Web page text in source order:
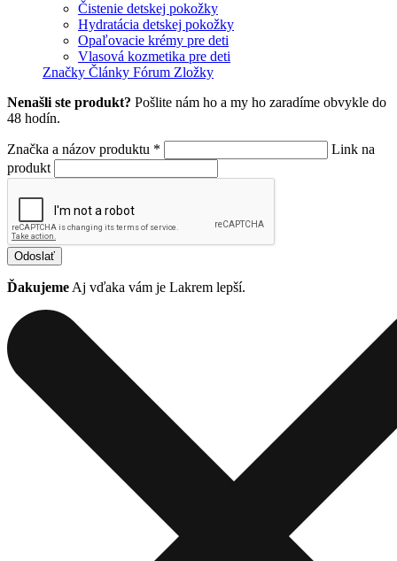
Čistenie detskej pokožky
Hydratácia detskej pokožky
Opaľovacie krémy pre deti
Vlasová kozmetika pre deti
Značky Články Fórum Zložky
Nenašli ste produkt? Pošlite nám ho a my ho zaradíme obvykle do
48 hodín.
Značka a názov produktu *
Link na
produkt
Odoslať
Ďakujeme Aj vďaka vám je Lakrem lepší.